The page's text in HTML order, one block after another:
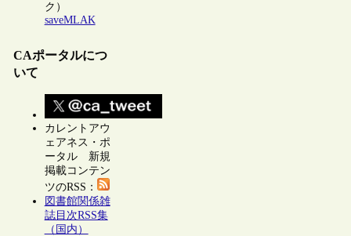
ク）
saveMLAK
CAポータルにつ
いて
カレントアウ
ェアネス・ポ
ータル 新規
掲載コンテン
ツのRSS：
図書館関係雑
誌目次RSS集
（国内）